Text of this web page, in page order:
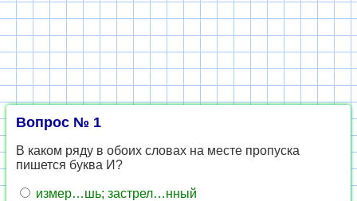
Вопрос № 1
В каком ряду в обоих словах на месте пропуска
пишется буква И?
измер…шь; застрел…нный